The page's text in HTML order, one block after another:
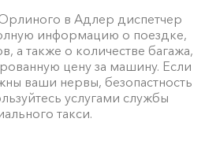
Орлиного в Адлер диспетчер
информацию о поездке,
а также о количестве багажа,
цену за машину. Если
ваши нервы, безопастность
услугами службы
такси.